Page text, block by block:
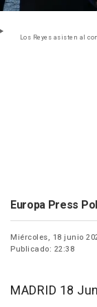
Los Reyes asisten al
Europa Press
Miércoles, 18 junio
Publicado: 22:38
MADRID 18